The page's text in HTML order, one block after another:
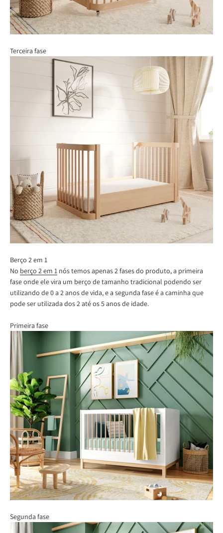
Terceira fase
Berço 2 em 1
No berço 2 em 1 nós temos apenas 2 fases do produto, a primeira
fase onde ele vira um berço de tamanho tradicional podendo ser
utilizando de 0 a 2 anos de vida, e a segunda fase é a caminha que
pode ser utilizada dos 2 até os 5 anos de idade.
Primeira fase
Segunda fase